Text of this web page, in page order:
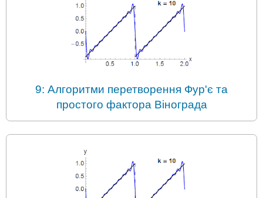
9: Алгоритми перетворення Фур'є та
простого фактора Вінограда